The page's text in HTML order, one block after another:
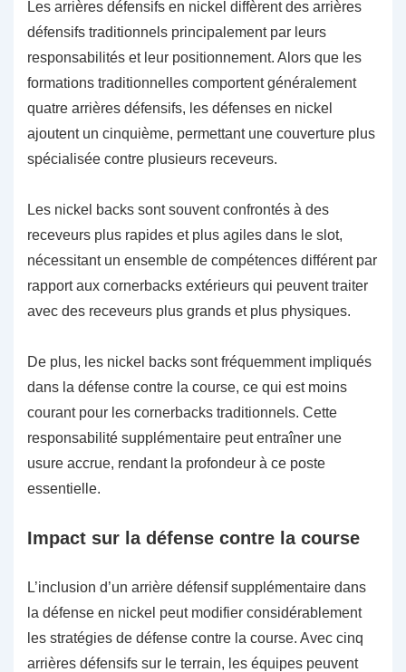
Les arrières défensifs en nickel diffèrent des arrières
défensifs traditionnels principalement par leurs
responsabilités et leur positionnement. Alors que les
formations traditionnelles comportent généralement
quatre arrières défensifs, les défenses en nickel
ajoutent un cinquième, permettant une couverture plus
spécialisée contre plusieurs receveurs.
Les nickel backs sont souvent confrontés à des
receveurs plus rapides et plus agiles dans le slot,
nécessitant un ensemble de compétences différent par
rapport aux cornerbacks extérieurs qui peuvent traiter
avec des receveurs plus grands et plus physiques.
De plus, les nickel backs sont fréquemment impliqués
dans la défense contre la course, ce qui est moins
courant pour les cornerbacks traditionnels. Cette
responsabilité supplémentaire peut entraîner une
usure accrue, rendant la profondeur à ce poste
essentielle.
Impact sur la défense contre la course
L’inclusion d’un arrière défensif supplémentaire dans
la défense en nickel peut modifier considérablement
les stratégies de défense contre la course. Avec cinq
arrières défensifs sur le terrain, les équipes peuvent